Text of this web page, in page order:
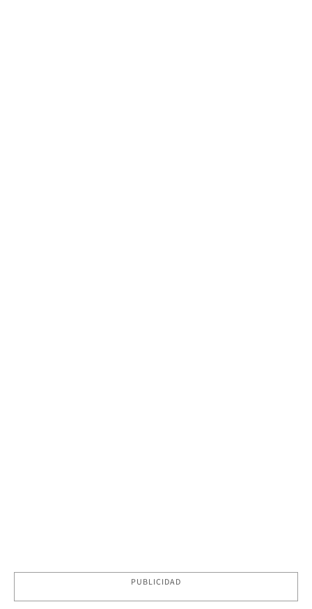
PUBLICIDAD